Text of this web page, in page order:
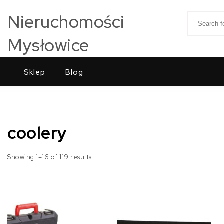
Nieruchomości
Mysłowice
Sklep Blog
coolery
Showing 1–16 of 119 results